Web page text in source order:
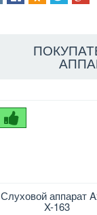
Слуховой аппарат
X-163